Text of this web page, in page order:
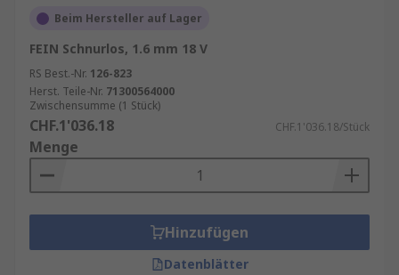
Beim Hersteller auf Lager
FEIN Schnurlos, 1.6 mm 18 V
RS Best.-Nr. 126-823
Herst. Teile-Nr. 71300564000
Zwischensumme (1 Stück)
CHF.1'036.18 CHF.1'036.18/Stück
Menge
Hinzufügen
Datenblätter